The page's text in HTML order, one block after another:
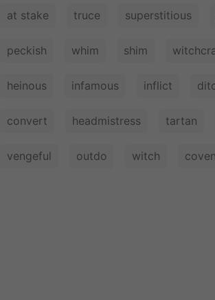
at stake truce superstitious
peckish whim shim
heinous infamous inflict
convert headmistress tartan
vengeful outdo witch coven